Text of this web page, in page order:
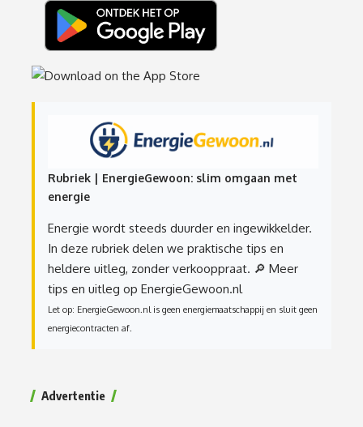
Rubriek | EnergieGewoon: slim omgaan met
energie
Energie wordt steeds duurder en ingewikkelder.
In deze rubriek delen we praktische tips en
heldere uitleg, zonder verkooppraat. 🔎 Meer
tips en uitleg op EnergieGewoon.nl
Let op: EnergieGewoon.nl is geen energiemaatschappij en sluit geen
energiecontracten af.
Advertentie